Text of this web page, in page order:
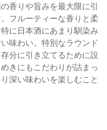
香りや旨みを最大限に引
フルーティーな香りと柔
に日本酒にあまり馴染み
味わい。特別なラウンド
分に引き立てるために設
きにもこだわりが詰まっ
深い味わいを楽しむこと